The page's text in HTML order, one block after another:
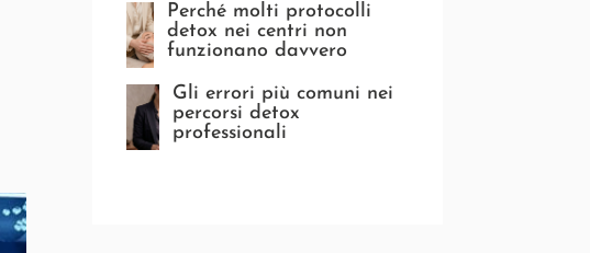
Perché molti protocolli
detox nei centri non
funzionano davvero
Gli errori più comuni nei
percorsi detox
professionali